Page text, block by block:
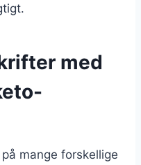
med
mange forskellige